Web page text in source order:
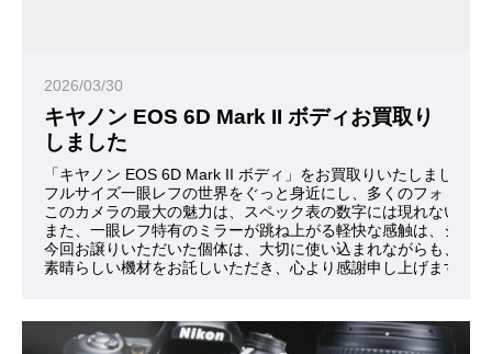
2026/03/30
キヤノン EOS 6D Mark II ボディお買取り
しました
「キヤノン EOS 6D Mark II ボディ」をお買取りいたしました
フルサイズ一眼レフの世界をぐっと身近にし、多くのフォトグ
このカメラの最大の魅力は、スペック表の数字には現れない「
また、一眼レフ特有のミラーが跳ね上がる軽快な感触は、シャ
今回お譲りいただいた個体は、大切に使い込まれながらも、持
素晴らしい機材をお託しいただき、心より感謝申し上げます。